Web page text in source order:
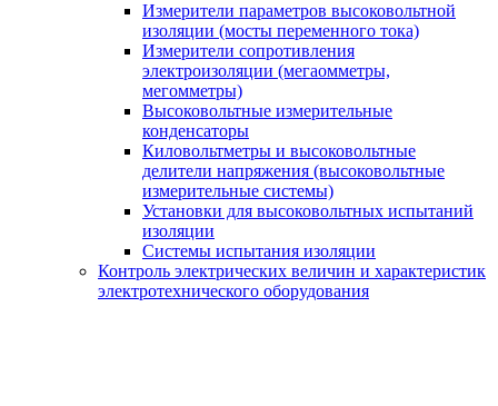
Измерители параметров высоковольтной
изоляции (мосты переменного тока)
Измерители сопротивления
электроизоляции (мегаомметры,
мегомметры)
Высоковольтные измерительные
конденсаторы
Киловольтметры и высоковольтные
делители напряжения (высоковольтные
измерительные системы)
Установки для высоковольтных испытаний
изоляции
Системы испытания изоляции
Контроль электрических величин и характеристик
электротехнического оборудования